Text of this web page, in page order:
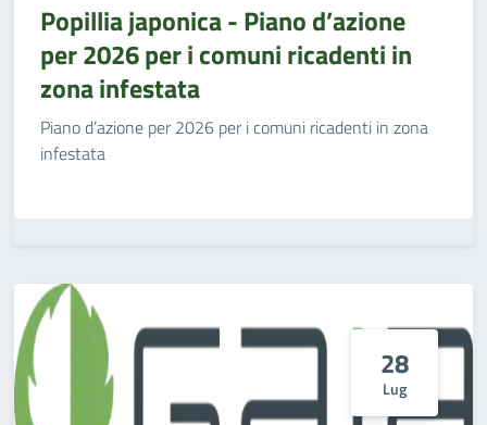
Popillia japonica - Piano d’azione
per 2026 per i comuni ricadenti in
zona infestata
Piano d’azione per 2026 per i comuni ricadenti in zona
infestata
28
Lug